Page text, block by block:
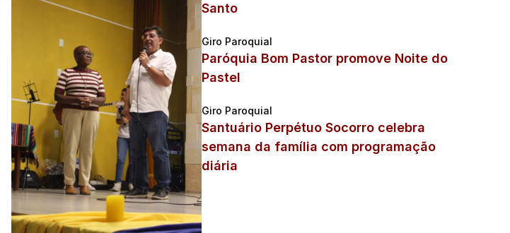
Santo
Giro Paroquial
Paróquia Bom Pastor promove Noite do
Pastel
Giro Paroquial
Santuário Perpétuo Socorro celebra
semana da família com programação
diária